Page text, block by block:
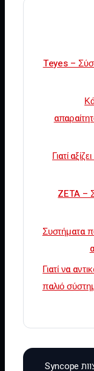
Teyes –
Γιατί
ZETA –
Συστήματα
Γιατί να
παλιό